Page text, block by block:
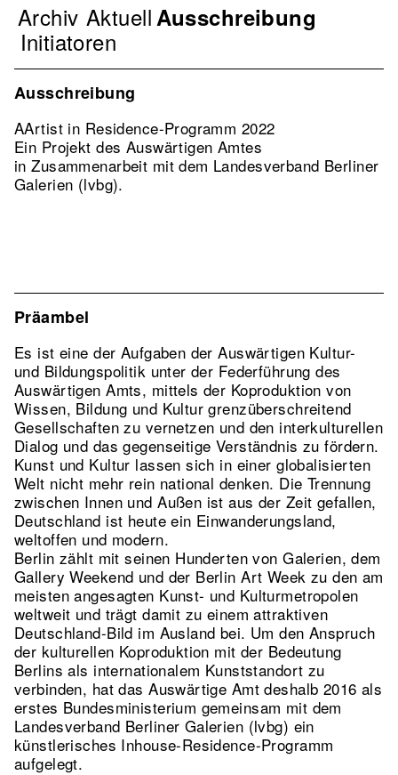
Navigation
Verband
2nd
Level
Archiv AktuellAusschreibung
Initiatoren
Ausschreibung
AArtist in Residence-Programm 2022
Ein Projekt des Auswärtigen Amtes
in Zusammenarbeit mit dem Landesverband Berliner
Galerien (lvbg).
Präambel
Es ist eine der Aufgaben der Auswärtigen Kultur-
und Bildungspolitik unter der Federführung des
Auswärtigen Amts, mittels der Koproduktion von
Wissen, Bildung und Kultur grenzüberschreitend
Gesellschaften zu vernetzen und den interkulturellen
Dialog und das gegenseitige Verständnis zu fördern.
Kunst und Kultur lassen sich in einer globalisierten
Welt nicht mehr rein national denken. Die Trennung
zwischen Innen und Außen ist aus der Zeit gefallen,
Deutschland ist heute ein Einwanderungsland,
weltoffen und modern.
Berlin zählt mit seinen Hunderten von Galerien, dem
Gallery Weekend und der Berlin Art Week zu den am
meisten angesagten Kunst- und Kulturmetropolen
weltweit und trägt damit zu einem attraktiven
Deutschland-Bild im Ausland bei. Um den Anspruch
der kulturellen Koproduktion mit der Bedeutung
Berlins als internationalem Kunststandort zu
verbinden, hat das Auswärtige Amt deshalb 2016 als
erstes Bundesministerium gemeinsam mit dem
Landesverband Berliner Galerien (lvbg) ein
künstlerisches Inhouse-Residence-Programm
aufgelegt.